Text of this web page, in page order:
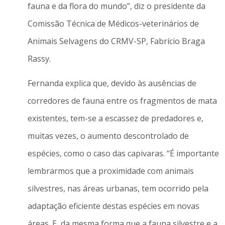
fauna e da flora do mundo”, diz o presidente da
Comissão Técnica de Médicos-veterinários de
Animais Selvagens do CRMV-SP, Fabrício Braga
Rassy.
Fernanda explica que, devido às ausências de
corredores de fauna entre os fragmentos de mata
existentes, tem-se a escassez de predadores e,
muitas vezes, o aumento descontrolado de
espécies, como o caso das capivaras. “É importante
lembrarmos que a proximidade com animais
silvestres, nas áreas urbanas, tem ocorrido pela
adaptação eficiente destas espécies em novas